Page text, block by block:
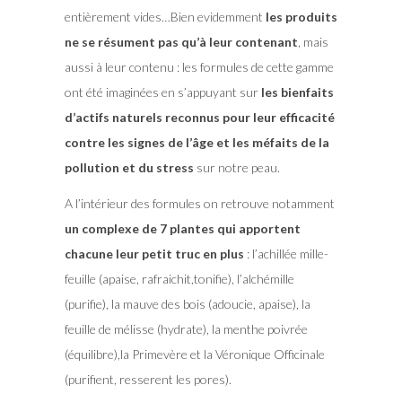
entièrement vides…Bien evidemment les produits
ne se résument pas qu’à leur contenant , mais
aussi à leur contenu : les formules de cette gamme
ont été imaginées en s’appuyant sur les bienfaits
d’actifs naturels reconnus pour leur efficacité
contre les signes de l’âge et les méfaits de la
pollution et du stress sur notre peau.
A l’intérieur des formules on retrouve notamment
un complexe de 7 plantes qui apportent
chacune leur petit truc en plus : l’achillée mille-
feuille (apaise, rafraichit,tonifie), l’alchémille
(purifie), la mauve des bois (adoucie, apaise), la
feuille de mélisse (hydrate), la menthe poivrée
(équilibre),la Primevère et la Véronique Officinale
(purifient, resserent les pores).